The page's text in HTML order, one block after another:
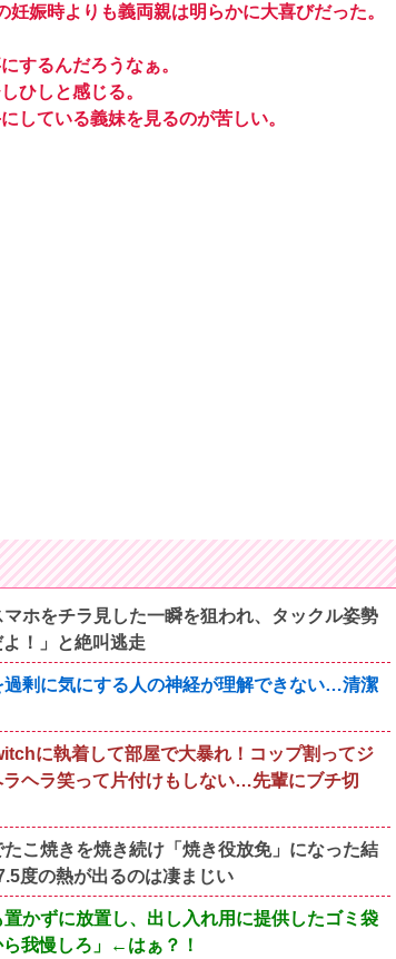
娠時よりも義両親は明らかに大喜びだった。
するんだろうなぁ。
ひしと感じる。
している義妹を見るのが苦しい。
ホをチラ見した一瞬を狙われ、タックル姿勢
！」と絶叫逃走
過剰に気にする人の神経が理解できない…清潔
に執着して部屋で大暴れ！コップ割ってジ
ヘラ笑って片付けもしない…先輩にブチ切
こ焼きを焼き続け「焼き役放免」になった結
度の熱が出るのは凄まじい
かずに放置し、出し入れ用に提供したゴミ袋
我慢しろ」←はぁ？！